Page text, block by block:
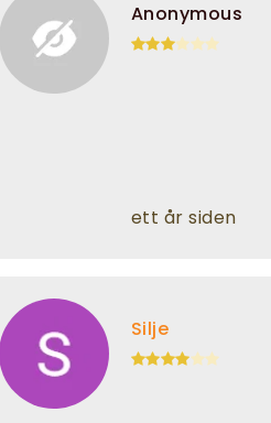
Anonymous
ett år siden
Silje